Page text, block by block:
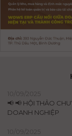
10/09/2025
📢 📢 HỘI THẢO
DOANH NGHIỆP
10/09/2025